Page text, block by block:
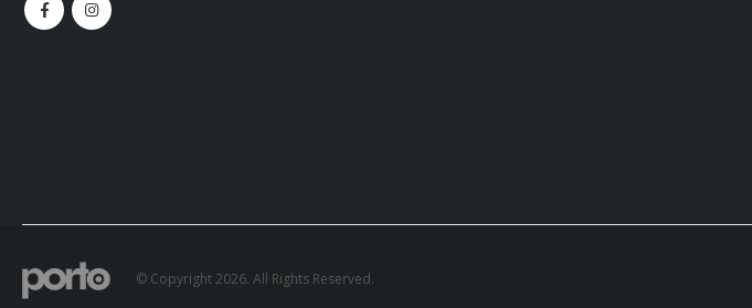
© Copyright 2026. All Rights Reserved.